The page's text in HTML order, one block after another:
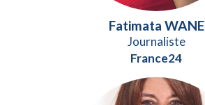
Fatimata WANE
Journaliste
France24